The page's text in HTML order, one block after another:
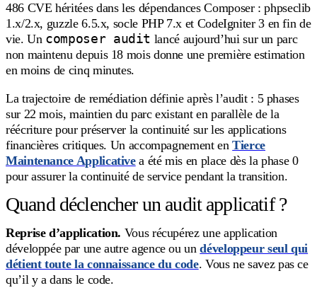
486 CVE héritées dans les dépendances Composer : phpseclib
1.x/2.x, guzzle 6.5.x, socle PHP 7.x et CodeIgniter 3 en fin de
vie. Un composer audit lancé aujourd’hui sur un parc
non maintenu depuis 18 mois donne une première estimation
en moins de cinq minutes.
La trajectoire de remédiation définie après l’audit : 5 phases
sur 22 mois, maintien du parc existant en parallèle de la
réécriture pour préserver la continuité sur les applications
financières critiques. Un accompagnement enTierce
Maintenance Applicativea été mis en place dès la phase 0
pour assurer la continuité de service pendant la transition.
Quand déclencher un audit applicatif ?
Reprise d’application. Vous récupérez une application
développée par une autre agence ou undéveloppeur seul qui
détient toute la connaissance du code. Vous ne savez pas ce
qu’il y a dans le code.